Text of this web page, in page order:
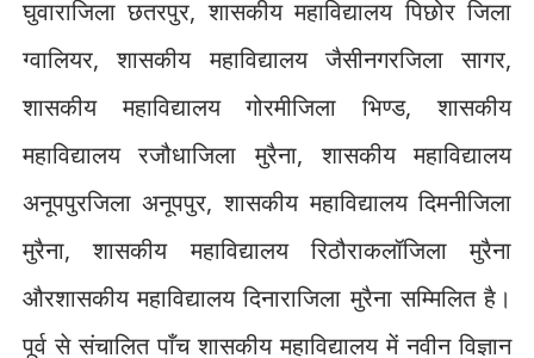
घुवाराजिला छतरपुर,शासकीय महाविद्यालय पिछोर जिला
ग्वालियर,शासकीय महाविद्यालय जैसीनगरजिला सागर,
शासकीय महाविद्यालय गोरमीजिला भिण्ड,शासकीय
महाविद्यालय रजौधाजिला मुरैना,शासकीय महाविद्यालय
अनूपपुरजिला अनूपपुर,शासकीय महाविद्यालय दिमनीजिला
मुरैना,शासकीय महाविद्यालय रिठौराकलॉजिला मुरैना
औरशासकीय महाविद्यालय दिनाराजिला मुरैना सम्मिलित है।
पूर्व से संचालित पाँच शासकीय महाविद्यालय में नवीन विज्ञान